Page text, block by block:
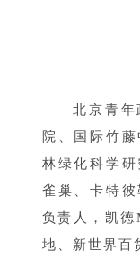
北京青年
院、国际竹
林绿化科学
雀巢、卡特
负责人，凯
地、新世界百